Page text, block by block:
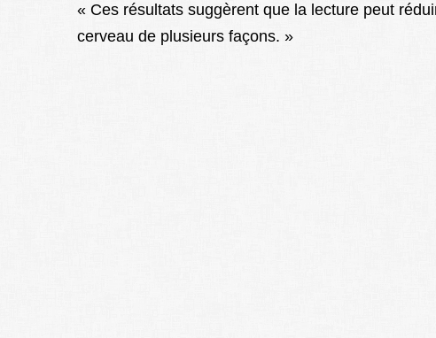
« Ces résultats suggèrent que la lecture peut
cerveau de plusieurs façons. »